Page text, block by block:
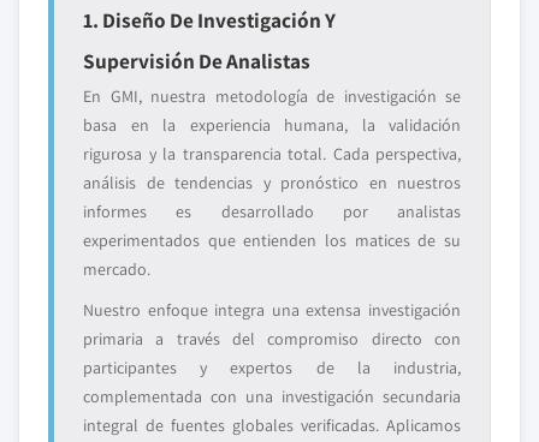
1. Diseño De Investigación Y
Supervisión De Analistas
En GMI, nuestra metodología de investigación se
basa en la experiencia humana, la validación
rigurosa y la transparencia total. Cada perspectiva,
análisis de tendencias y pronóstico en nuestros
informes es desarrollado por analistas
experimentados que entienden los matices de su
mercado.
Nuestro enfoque integra una extensa investigación
primaria a través del compromiso directo con
participantes y expertos de la industria,
complementada con una investigación secundaria
integral de fuentes globales verificadas. Aplicamos